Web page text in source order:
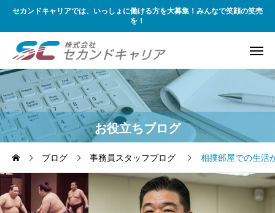
セカンドキャリアでは、いっしょに働ける方を大募集！みんなで笑顔の笑売
を！
お役立ちブログ
ブログ 事務員スタッフブログ 相撲部屋での生活